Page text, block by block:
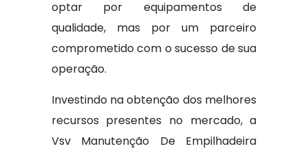
optar por equipamentos de
qualidade, mas por um parceiro
comprometido com o sucesso de sua
operação.
Investindo na obtenção dos melhores
recursos presentes no mercado, a
Vsv Manutenção De Empilhadeira